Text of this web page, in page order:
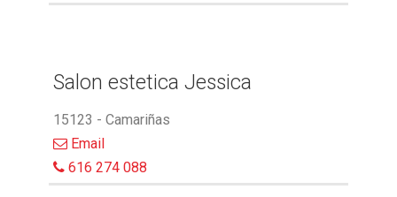
Salon estetica Jessica
15123 - Camariñas
Email
616 274 088